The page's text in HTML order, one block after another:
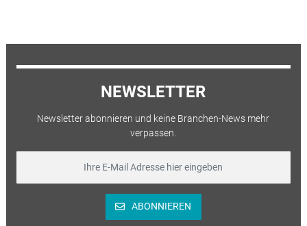
NEWSLETTER
Newsletter abonnieren und keine Branchen-News mehr
verpassen.
ABONNIEREN